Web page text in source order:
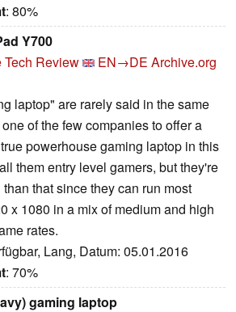
: 80%
Y700
Tech Review EN→DE Archive.org
laptop" are rarely said in the same
of the few companies to offer a
powerhouse gaming laptop in this
them entry level gamers, but they're
that since they can run most
x 1080 in a mix of medium and high
rates.
Lang, Datum: 05.01.2016
: 70%
gaming laptop